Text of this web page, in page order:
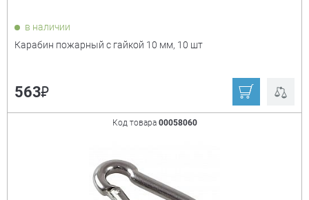
Показать только
в наличии
Карабин пожарный с гайкой 10 мм, 10 шт
563₽
Код товара 00058060